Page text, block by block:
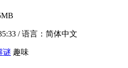
/ 语言：简体中文
谜 趣味